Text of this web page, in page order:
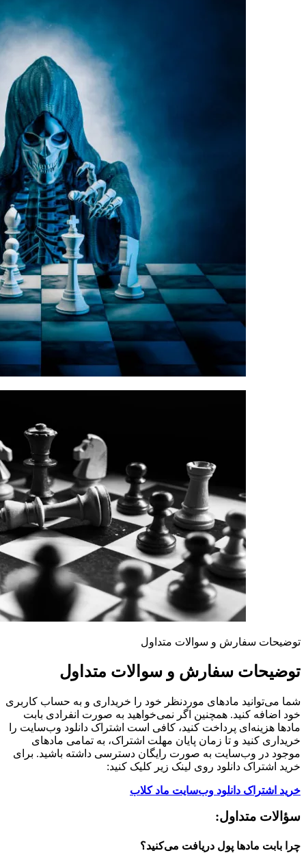
توضیحات سفارش و سوالات متداول
توضیحات سفارش و سوالات متداول
شما می‌توانید مادهای موردنظر خود را خریداری و به حساب کاربری
خود اضافه کنید. همچنین اگر نمی‌خواهید به صورت انفرادی بابت
مادها هزینه‌ای پرداخت کنید، کافی است اشتراک دانلود وب‌سایت را
خریداری کنید و تا زمان پایان مهلت اشتراک، به تمامی مادهای
موجود در وب‌سایت به صورت رایگان دسترسی داشته باشید. برای
خرید اشتراک دانلود روی لینک زیر کلیک کنید:
خرید اشتراک دانلود وب‌سایت ماد کلاب
سؤالات متداول:
چرا بابت مادها پول دریافت می‌کنید؟